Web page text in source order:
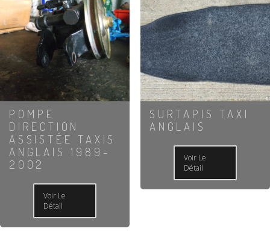
POMPE
DIRECTION
ASSISTÉE TAXIS
ANGLAIS 1989-
2002
Voir Le
Détail
SURTAPIS TAXI
ANGLAIS
Voir Le
Détail